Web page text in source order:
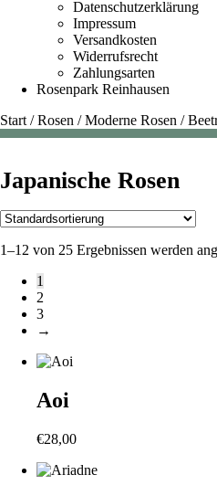
Datenschutzerklärung
Impressum
Versandkosten
Widerrufsrecht
Zahlungsarten
Rosenpark Reinhausen
Start /Rosen /Moderne Rosen /
Japanische Rosen
1–12 von 25 Ergebnissen werden
1
2
3
→
Aoi
€28,00